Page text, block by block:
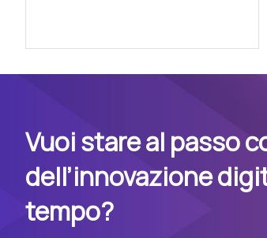
Vuoi stare al passo
dell’innovazione
tempo?